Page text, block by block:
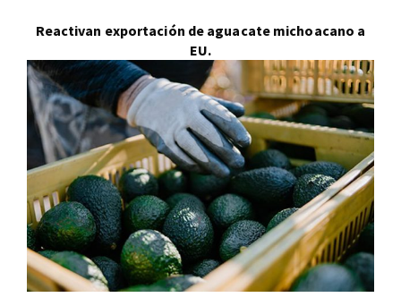
Reactivan exportación de aguacate michoacano a
EU.